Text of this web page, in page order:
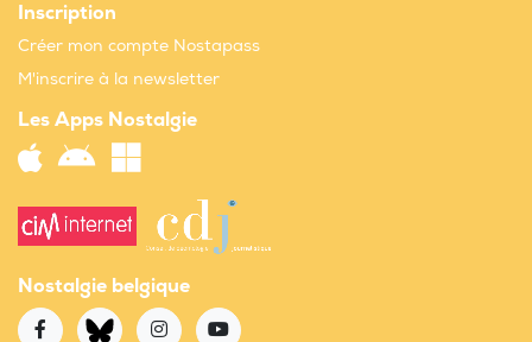
Inscription
Créer mon compte Nostapass
M'inscrire à la newsletter
Les Apps Nostalgie
Nostalgie belgique